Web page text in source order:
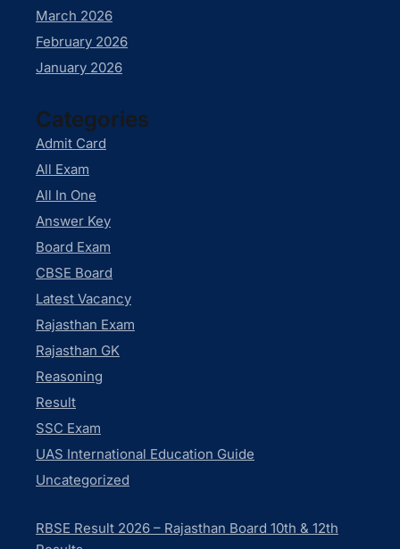
March 2026
February 2026
January 2026
Categories
Admit Card
All Exam
All In One
Answer Key
Board Exam
CBSE Board
Latest Vacancy
Rajasthan Exam
Rajasthan GK
Reasoning
Result
SSC Exam
UAS International Education Guide
Uncategorized
RBSE Result 2026 – Rajasthan Board 10th & 12th